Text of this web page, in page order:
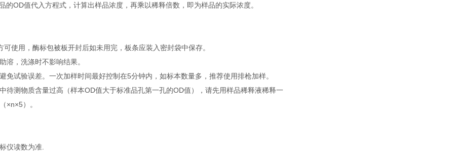
OD值代入方程式，计算出样品浓度，再乘以稀释倍数，即为样品的实际浓度。
使用，酶标包被板开封后如未用完，板条应装入密封袋中保存。
溶，洗涤时不影响结果。
试验误差。一次加样时间最好控制在5分钟内，如标本数量多，推荐使用排枪加样。
待测物质含量过高（样本OD值大于标准品孔第一孔的OD值），请先用样品稀释液稀释一
×n×5）。
仪读数为准.